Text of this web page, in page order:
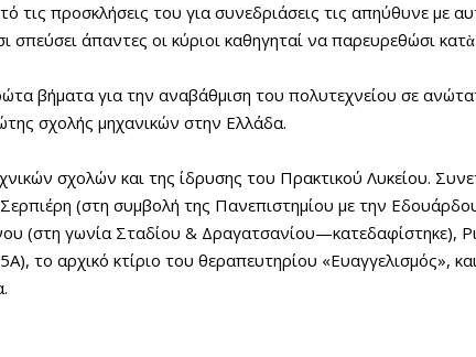
τις προσκλήσεις του για συνεδριάσεις τις απηύθυνε
άπαντες οι κύριοι καθηγηταί να παρευρεθώσι
βήματα για την αναβάθμιση του πολυτεχνείου σε
σχολής μηχανικών στην Ελλάδα.
σχολών και της ίδρυσης του Πρακτικού Λυκείου.
(στη συμβολή της Πανεπιστημίου με την
(στη γωνία Σταδίου & Δραγατσανίου—κατεδαφίστηκε),
το αρχικό κτίριο του θεραπευτηρίου «Ευαγγελισμός»,